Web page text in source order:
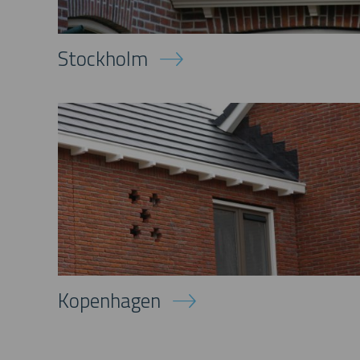
Stockholm
Kopenhagen